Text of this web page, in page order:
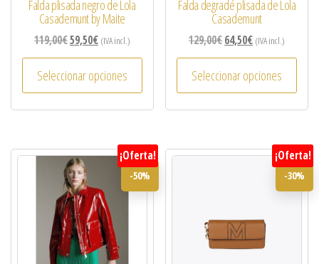
Falda plisada negro de Lola
Casademunt by Maite
119,00€59,50€ (IVA incl.)
Seleccionar opciones
Falda degradé plisada de Lola
Casademunt
129,00€64,50€ (IVA incl.)
Seleccionar opciones
¡Oferta!
-50%
¡Oferta!
-30%